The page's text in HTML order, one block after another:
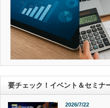
要チェック！イベント＆セミナ
2026/7/22